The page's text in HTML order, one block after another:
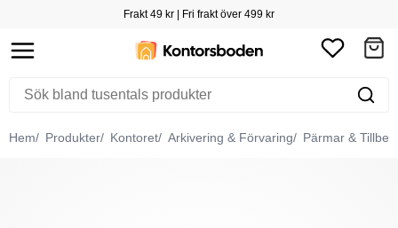
Frakt 49 kr | Fri frakt över 499 kr
Hem Produkter Kontoret Arkivering & Förvaring Pärmar &